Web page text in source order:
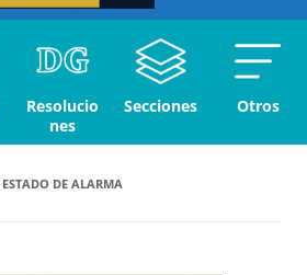
Resolucio
nes
Secciones Otros
ESTADO DE ALARMA